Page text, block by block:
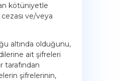
kötüniyetle
ve/veya
altında olduğunu,
ait şifreleri
tarafından
şifrelerinin,